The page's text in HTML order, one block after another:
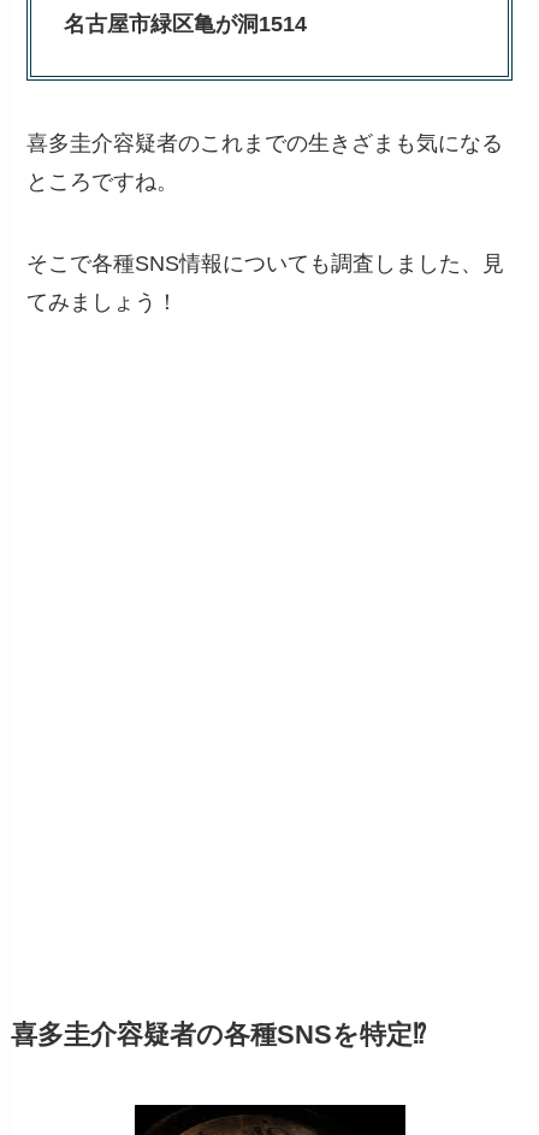
名古屋市緑区亀が洞1514
喜多圭介容疑者のこれまでの生きざまも気になる
ところですね。
そこで各種SNS情報についても調査しました、見
てみましょう！
喜多圭介容疑者の各種SNSを特定⁉